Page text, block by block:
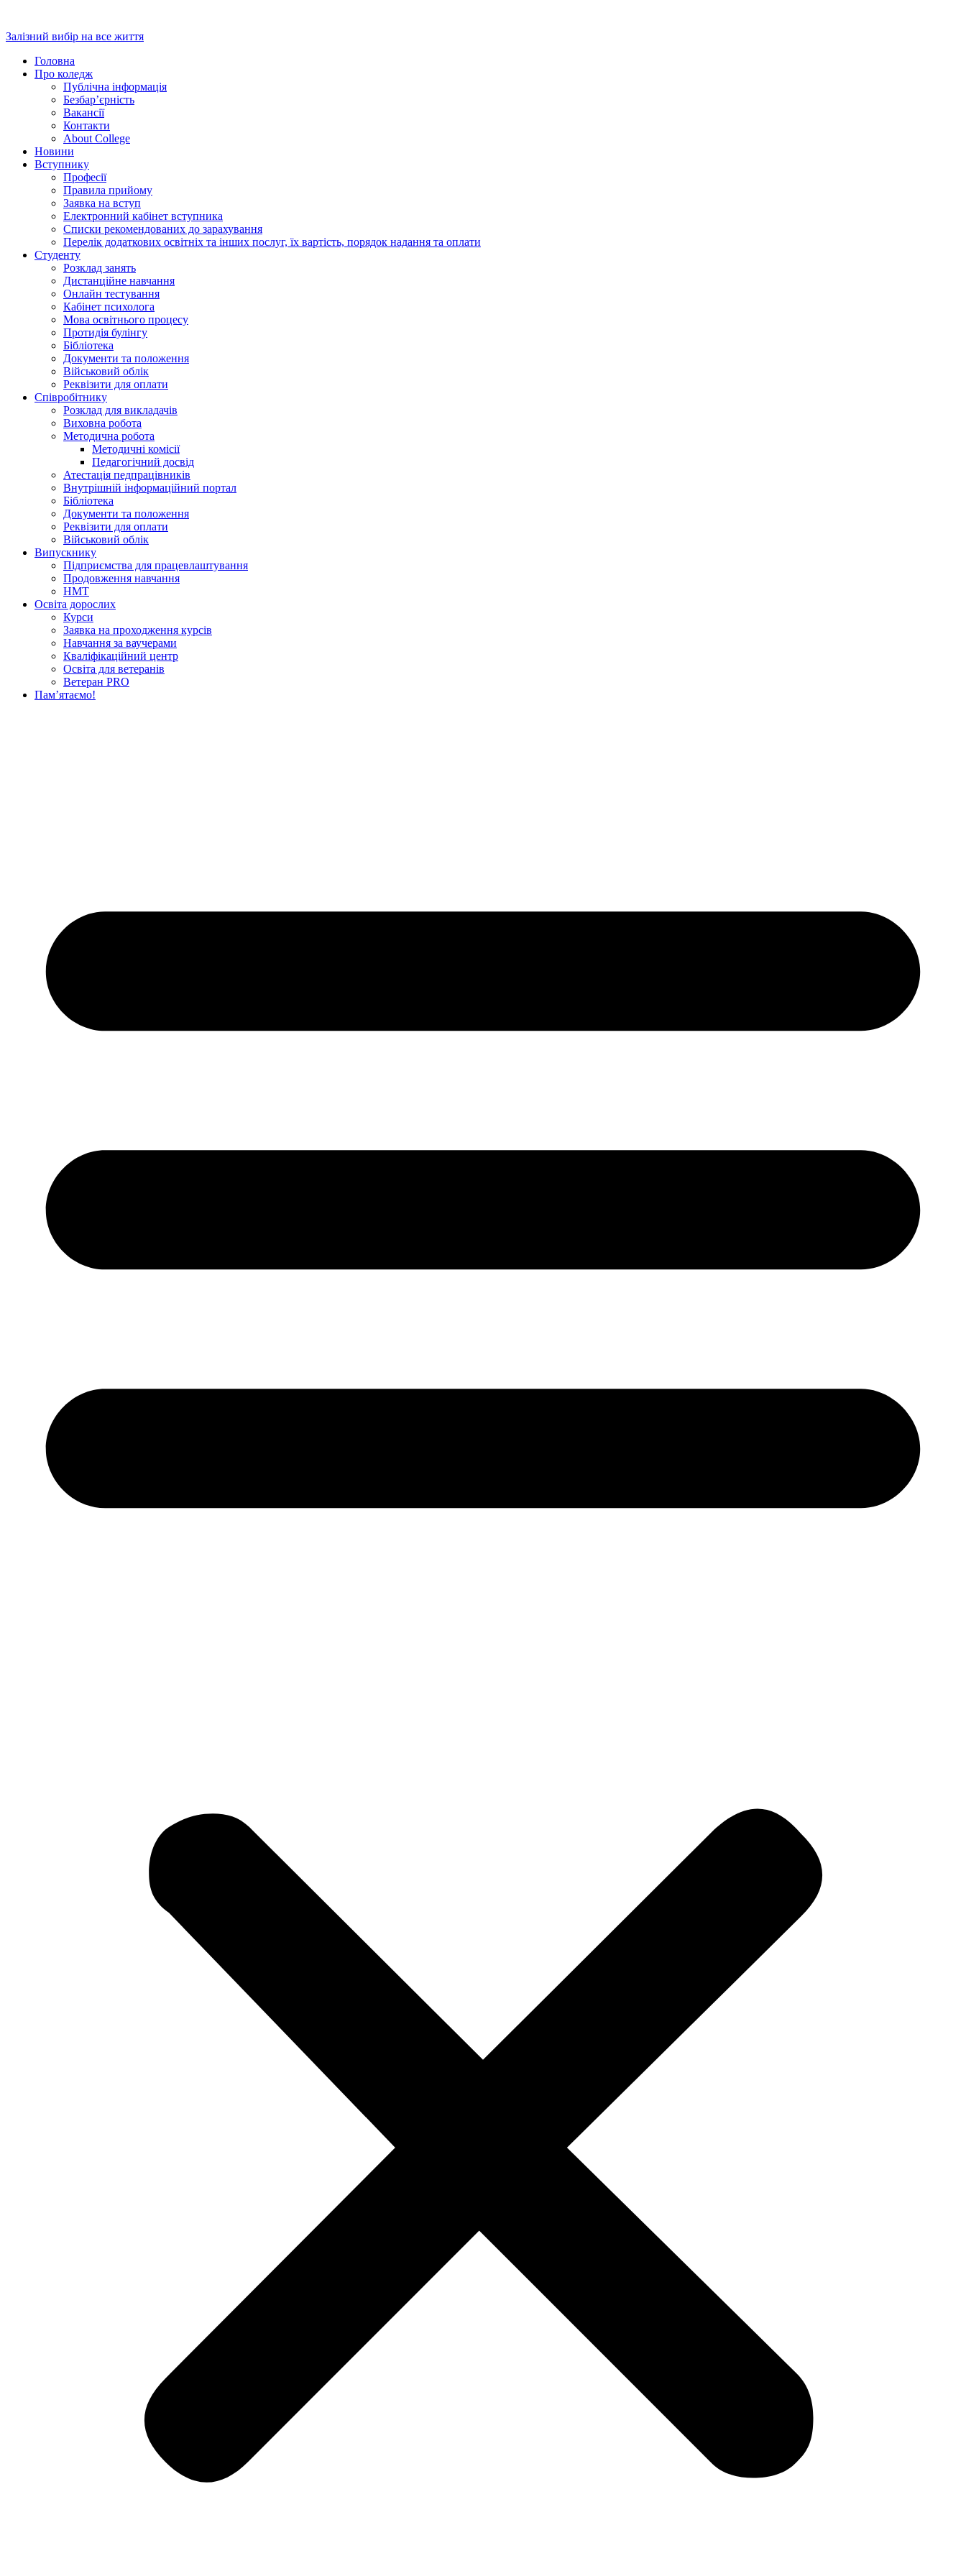
вмісту
Залізний вибір на все життя
Головна
Про коледж
Публічна інформація
Безбар’єрність
Вакансії
Контакти
About College
Новини
Вступнику
Професії
Правила прийому
Заявка на вступ
Електронний кабінет вступника
Списки рекомендованих до зарахування
Перелік додаткових освітніх та інших послуг, їх вартість, порядок надання та оплати
Студенту
Розклад занять
Дистанційне навчання
Онлайн тестування
Кабінет психолога
Мова освітнього процесу
Протидія булінгу
Бібліотека
Документи та положення
Військовий облік
Реквізити для оплати
Співробітнику
Розклад для викладачів
Виховна робота
Методична робота
Методичні комісії
Педагогічний досвід
Атестація педпрацівників
Внутрішній інформаційний портал
Бібліотека
Документи та положення
Реквізити для оплати
Військовий облік
Випускнику
Підприємства для працевлаштування
Продовження навчання
НМТ
Освіта дорослих
Курси
Заявка на проходження курсів
Навчання за ваучерами
Кваліфікаційний центр
Освіта для ветеранів
Ветеран PRO
Пам’ятаємо!